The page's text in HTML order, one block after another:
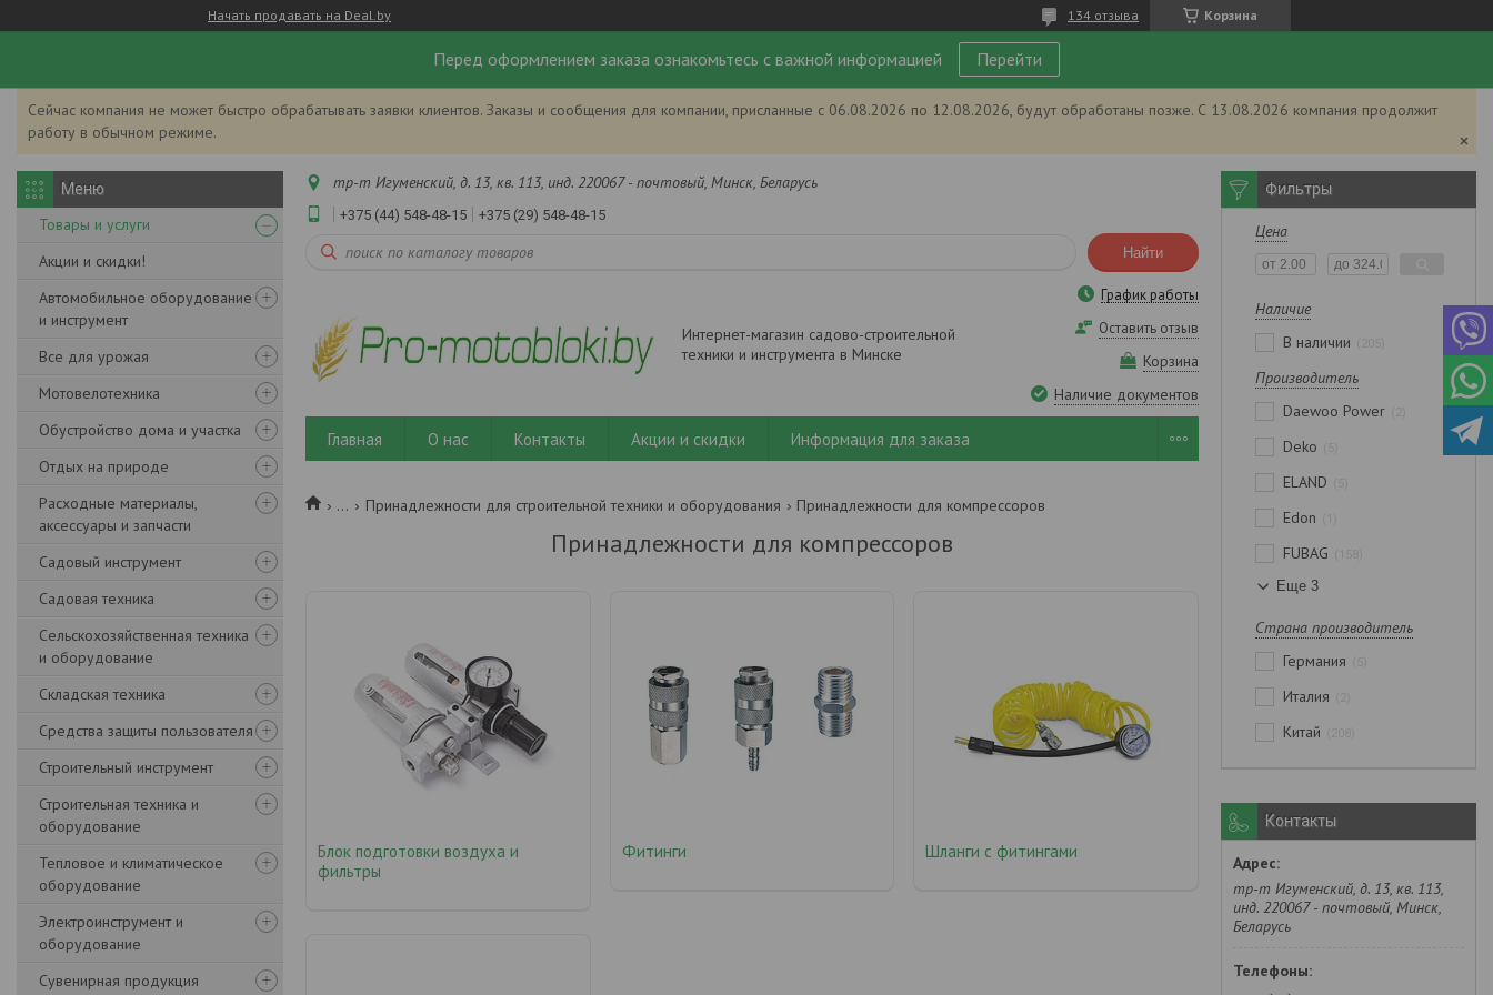
Начать продавать на Deal.by Корзина
134 отзыва
Перед оформлением заказа ознакомьтесь с важной информацией Перейти
Сейчас компания не может быстро обрабатывать заявки клиентов. Заказы и сообщения для компании, присланные с 06.08.2026 по 12.08.2026, будут обработаны позже. С 13.08.2026 компания продолжит
работу в обычном режиме.
Товары и услуги
Акции и скидки!
Автомобильное оборудование
и инструмент
Все для урожая
Мотовелотехника
Обустройство дома и участка
Отдых на природе
Расходные материалы,
аксессуары и запчасти
Садовый инструмент
Садовая техника
Сельскохозяйственная техника
и оборудование
Складская техника
Средства защиты пользователя
Строительный инструмент
Строительная техника и
оборудование
Тепловое и климатическое
оборудование
Электроинструмент и
оборудование
Сувенирная продукция
тр-т Игуменский, д. 13, кв. 113, инд. 220067 - почтовый, Минск, Беларусь
+375 (44) 548-48-15 +375 (29) 548-48-15
Найти
Интернет-магазин садово-строительной
техники и инструмента в Минске
График работы
Оставить отзыв
Корзина
Наличие документов
Главная О нас Контакты Акции и скидки Информация для заказа
... Принадлежности для строительной техники и оборудования Принадлежности для компрессоров
Принадлежности для компрессоров
Блок подготовки воздуха и
фильтры
Фитинги Шланги с фитингами
Фильтры
Цена
Наличие
В наличии
Производитель
Daewoo Power
Deko
ELAND
Edon
FUBAG
Еще 3
Страна производитель
Германия
Италия
Китай
Контакты
тр-т Игуменский, д. 13, кв. 113,
инд. 220067 - почтовый, Минск,
Беларусь